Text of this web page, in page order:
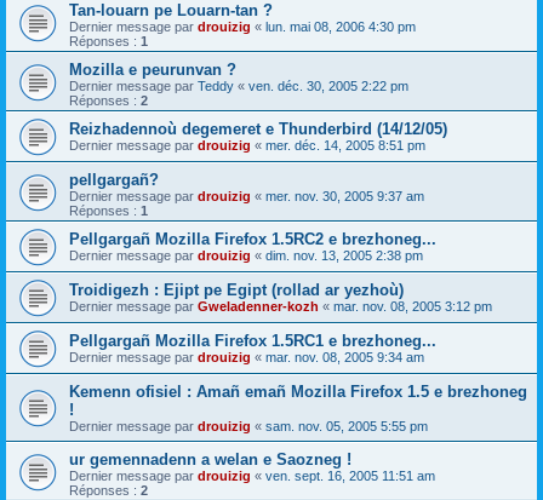
Tan-louarn pe Louarn-tan ?
Dernier message par drouizig « lun. mai 08, 2006 4:30 pm
Réponses : 1
Mozilla e peurunvan ?
Dernier message par Teddy « ven. déc. 30, 2005 2:22 pm
Réponses : 2
Reizhadennoù degemeret e Thunderbird (14/12/05)
Dernier message par drouizig « mer. déc. 14, 2005 8:51 pm
pellgargañ?
Dernier message par drouizig « mer. nov. 30, 2005 9:37 am
Réponses : 1
Pellgargañ Mozilla Firefox 1.5RC2 e brezhoneg...
Dernier message par drouizig « dim. nov. 13, 2005 2:38 pm
Troidigezh : Ejipt pe Egipt (rollad ar yezhoù)
Dernier message par Gweladenner-kozh « mar. nov. 08, 2005 3:12 pm
Pellgargañ Mozilla Firefox 1.5RC1 e brezhoneg...
Dernier message par drouizig « mar. nov. 08, 2005 9:34 am
Kemenn ofisiel : Amañ emañ Mozilla Firefox 1.5 e brezhoneg
!
Dernier message par drouizig « sam. nov. 05, 2005 5:55 pm
ur gemennadenn a welan e Saozneg !
Dernier message par drouizig « ven. sept. 16, 2005 11:51 am
Réponses : 2